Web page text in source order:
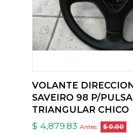
VOLANTE
SAVEIRO 98 P/
TRIANGULAR CHICO
$ 4,879.83 Antes: $ 0.00